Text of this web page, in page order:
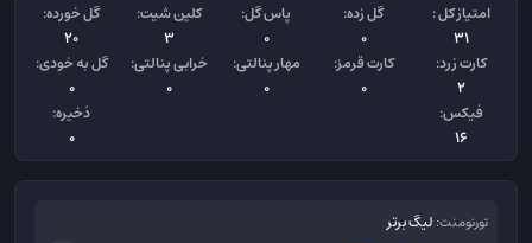
امتیاز کل :
31
گل زده:
0
پاس گل:
0
کلین شیت:
3
گل خورده:
20
کارت زرد:
2
کارت قرمز:
0
مهار پنالتی:
0
خرابی پنالتی:
0
گل به خودی:
0
فیکس:
16
ذخیره:
0
تورنومنت: لیگ برتر